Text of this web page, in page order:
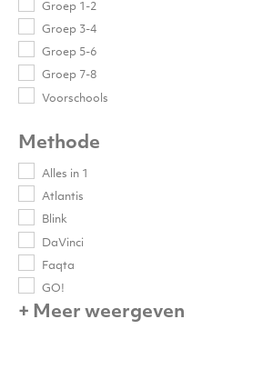
Groep 1-2
Groep 3-4
Groep 5-6
Groep 7-8
Voorschools
Methode
Alles in 1
Atlantis
Blink
DaVinci
Faqta
GO!
+ Meer weergeven